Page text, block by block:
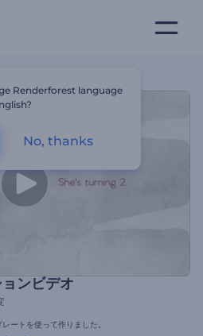
ンビデオ
ートを使って作りました。
Renderforest language
No, thanks